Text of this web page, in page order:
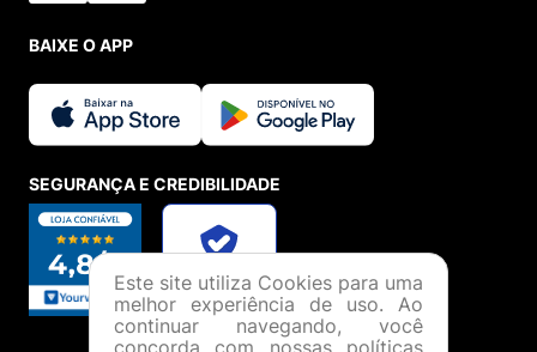
BAIXE O APP
SEGURANÇA E CREDIBILIDADE
Este site utiliza Cookies para uma
melhor experiência de uso. Ao
continuar navegando, você
concorda com nossas políticas